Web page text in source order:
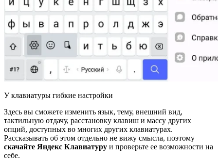
У клавиатуры гибкие настройки
Здесь вы сможете изменить язык, тему, внешний вид,
тактильную отдачу, расстановку клавиш и массу других
опций, доступных во многих других клавиатурах.
Рассказывать об этом отдельно не вижу смысла, поэтому
скачайте Яндекс Клавиатуру и проверьте ее возможности на
себе.